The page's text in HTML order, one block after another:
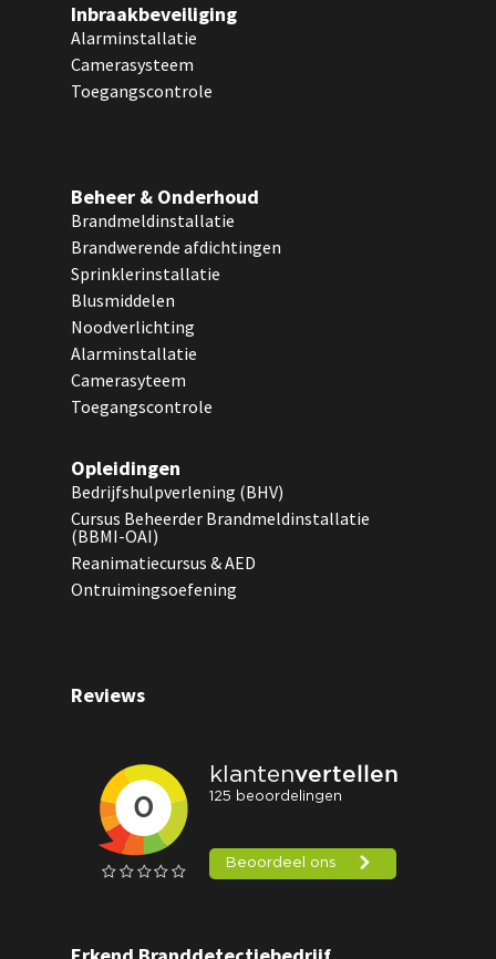
Inbraakbeveiliging
Alarminstallatie
Camerasysteem
Toegangscontrole
Beheer & Onderhoud
Brandmeldinstallatie
Brandwerende afdichtingen
Sprinklerinstallatie
Blusmiddelen
Noodverlichting
Alarminstallatie
Camerasyteem
Toegangscontrole
Opleidingen
Bedrijfshulpverlening (BHV)
Cursus Beheerder Brandmeldinstallatie
(BBMI-OAI)
Reanimatiecursus & AED
Ontruimingsoefening
Reviews